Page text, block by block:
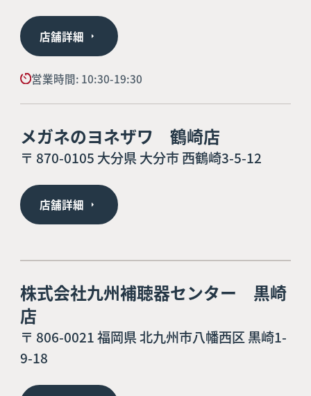
店舗詳細
営業時間: 10:30-19:30
メガネのヨネザワ 鶴崎店
〒 870-0105 大分県 大分市 西鶴崎3-5-12
店舗詳細
株式会社九州補聴器センター 黒崎
店
〒 806-0021 福岡県 北九州市八幡西区 黒崎1-
9-18